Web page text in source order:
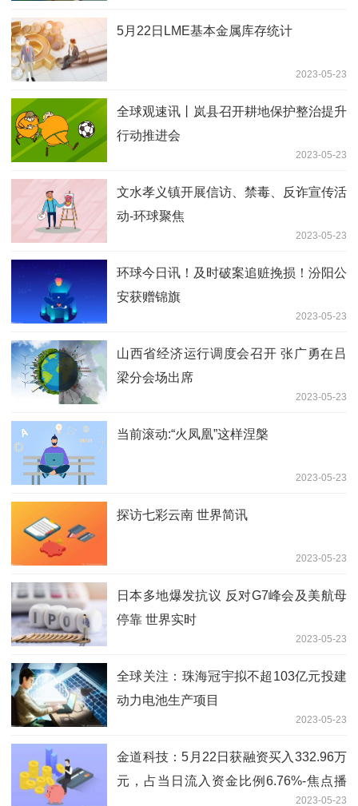
5月22日LME基本金属库存统计
2023-05-23
全球观速讯丨岚县召开耕地保护整治提升
行动推进会
2023-05-23
文水孝义镇开展信访、禁毒、反诈宣传活
动-环球聚焦
2023-05-23
环球今日讯！及时破案追赃挽损！汾阳公
安获赠锦旗
2023-05-23
山西省经济运行调度会召开 张广勇在吕
梁分会场出席
2023-05-23
当前滚动:“火凤凰”这样涅槃
2023-05-23
探访七彩云南 世界简讯
2023-05-23
日本多地爆发抗议 反对G7峰会及美航母
停靠 世界实时
2023-05-23
全球关注：珠海冠宇拟不超103亿元投建
动力电池生产项目
2023-05-23
金道科技：5月22日获融资买入332.96万
元，占当日流入资金比例6.76%-焦点播
2023-05-23